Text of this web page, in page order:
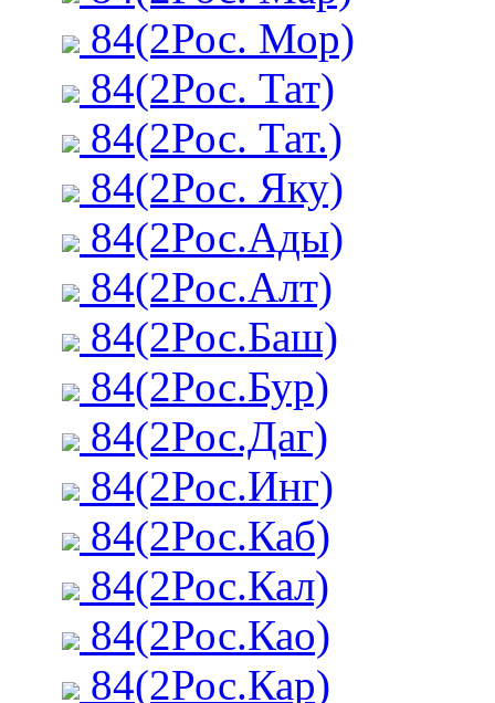
84(2Рос. Мор)
84(2Рос. Тат)
84(2Рос. Тат.)
84(2Рос. Яку)
84(2Рос.Ады)
84(2Рос.Алт)
84(2Рос.Баш)
84(2Рос.Бур)
84(2Рос.Даг)
84(2Рос.Инг)
84(2Рос.Каб)
84(2Рос.Кал)
84(2Рос.Као)
84(2Рос.Кар)